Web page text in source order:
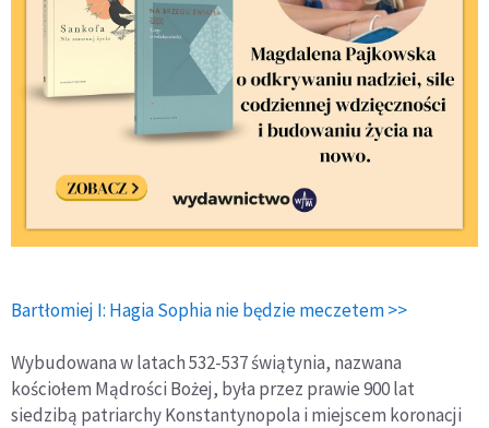
Bartłomiej I: Hagia Sophia nie będzie meczetem >>
Wybudowana w latach 532-537 świątynia, nazwana
kościołem Mądrości Bożej, była przez prawie 900 lat
siedzibą patriarchy Konstantynopola i miejscem koronacji